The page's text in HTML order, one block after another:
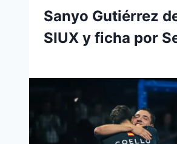
Sanyo Gutiérrez
SIUX y ficha por